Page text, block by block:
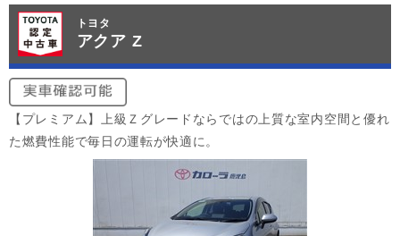
トヨタ
アクア Z
【プレミアム】上級Ｚグレードならではの上質な室内空間と優れ
た燃費性能で毎日の運転が快適に。